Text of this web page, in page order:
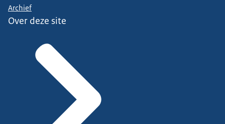
Archief
Over deze site